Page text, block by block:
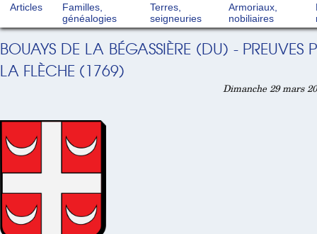
Articles
Familles,
généalogies
Terres,
seigneuries
Armoriaux,
nobiliaires
BOUAYS DE LA BÉGASSIÈRE (DU) - PREUVES
LA FLÈCHE (1769)
Dimanche 29 mars